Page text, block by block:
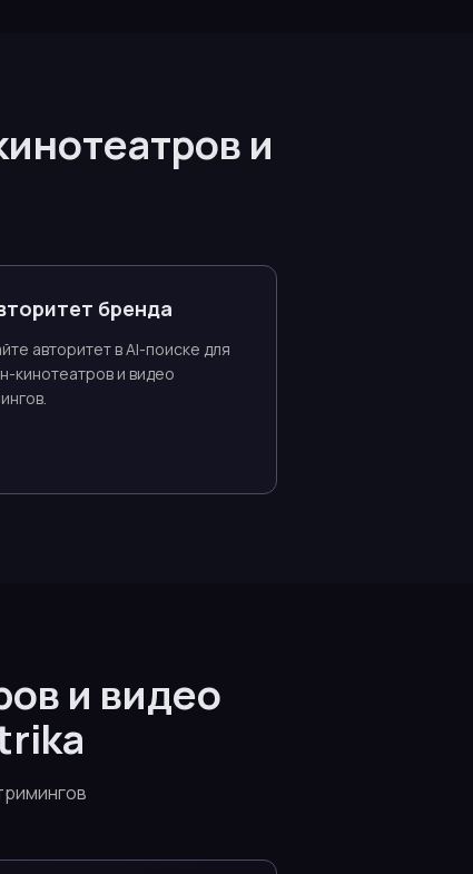
и
бренда
авторитет в AI-поиске для
кинотеатров и видео
и видео